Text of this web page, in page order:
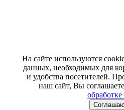
На сайте используются
данных, необходимых для
и удобства посетителей.
наш сайт, Вы